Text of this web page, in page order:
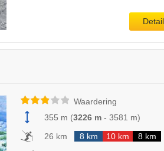
Waardering
355 m (3226 m - 3581 m)
26 km
8 km 10 km 8 km